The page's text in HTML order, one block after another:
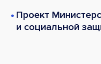
Проект
и социальной